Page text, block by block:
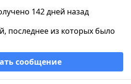
142 дней назад
последнее из которых было
сообщение